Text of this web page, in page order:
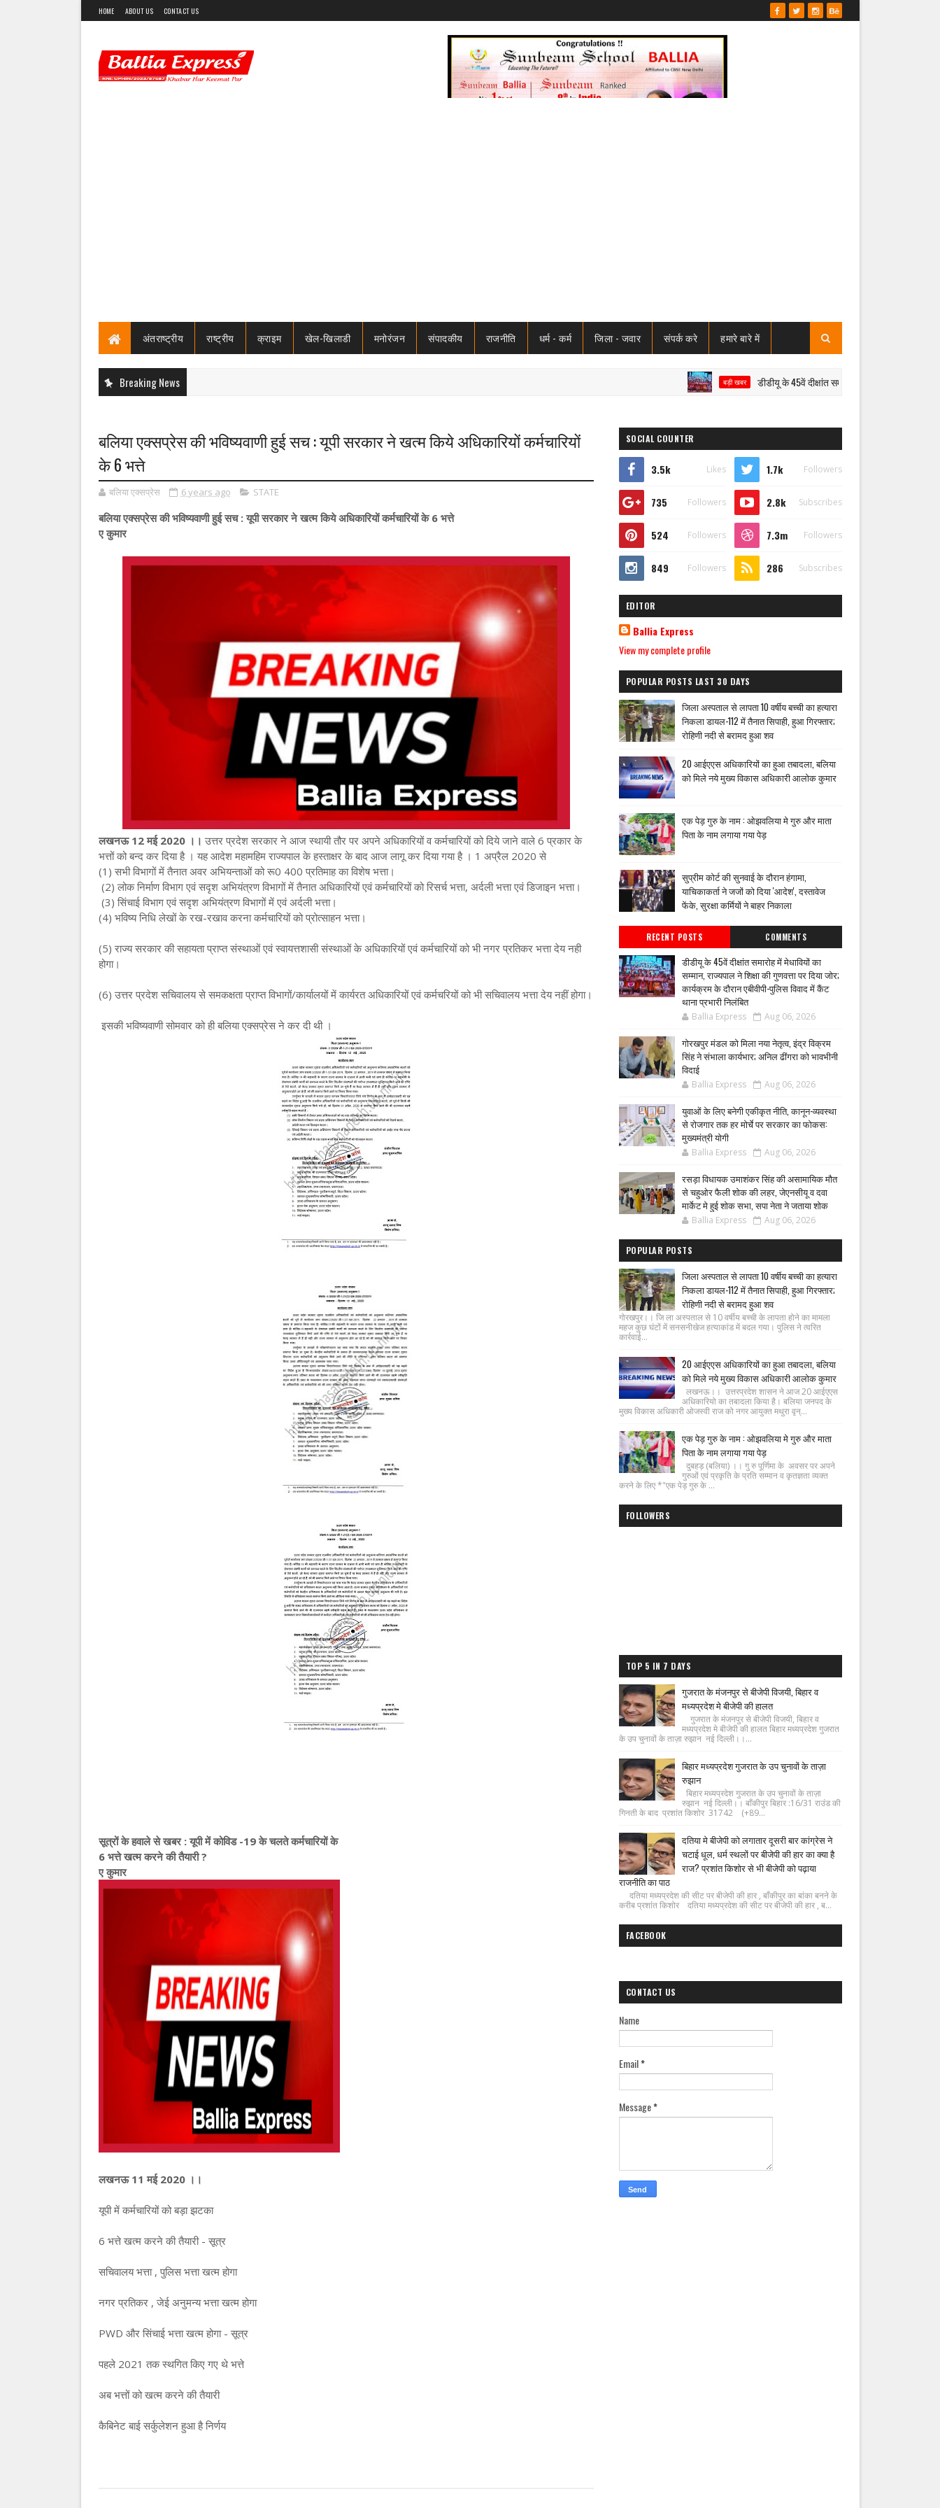
HOME ABOUT US CONTACT US
अंतराष्ट्रीय राष्ट्रीय क्राइम खेल-खिलाडी मनोरंजन संपादकीय राजनीति धर्म - कर्म जिला - जवार संपर्क करे हमारे बारे में
Breaking News बड़ी खबर डीडीयू के 45वें दीक्षांत समारोह में मेधावियों का सम्मान, राज्यपाल ने
बलिया एक्सप्रेस की भविष्यवाणी हुई सच : यूपी सरकार ने खत्म किये अधिकारियों कर्मचारियों
के 6 भत्ते
बलिया एक्सप्रेस 6 years ago STATE
बलिया एक्सप्रेस की भविष्यवाणी हुई सच : यूपी सरकार ने खत्म किये अधिकारियों कर्मचारियों के 6 भत्ते
ए कुमार
लखनऊ 12 मई 2020 ।। उत्तर प्रदेश सरकार ने आज स्थायी तौर पर अपने अधिकारियों व कर्मचारियों को दिये जाने वाले 6 प्रकार के
भत्तों को बन्द कर दिया है । यह आदेश महामहिम राज्यपाल के हस्ताक्षर के बाद आज लागू कर दिया गया है । 1 अप्रैल 2020 से
(1) सभी विभागों में तैनात अवर अभियन्ताओं को रू0 400 प्रतिमाह का विशेष भत्ता।
(2) लोक निर्माण विभाग एवं सदृश अभियंत्रण विभागों में तैनात अधिकारियों एवं कर्मचारियों को रिसर्च भत्ता, अर्दली भत्ता एवं डिजाइन भत्ता।
(3) सिंचाई विभाग एवं सदृश अभियंत्रण विभागों में एवं अर्दली भत्ता।
(4) भविष्य निधि लेखों के रख-रखाव करना कर्मचारियों को प्रोत्साहन भत्ता।
(5) राज्य सरकार की सहायता प्राप्त संस्थाओं एवं स्वायत्तशासी संस्थाओं के अधिकारियों एवं कर्मचारियों को भी नगर प्रतिकर भत्ता देय नही
होगा।
(6) उत्तर प्रदेश सचिवालय से समकक्षता प्राप्त विभागों/कार्यालयों में कार्यरत अधिकारियों एवं कर्मचरियों को भी सचिवालय भत्ता देय नहीं होगा।
इसकी भविष्यवाणी सोमवार को ही बलिया एक्सप्रेस ने कर दी थी ।
सूत्रों के हवाले से खबर : यूपी में कोविड -19 के चलते कर्मचारियों के
6 भत्ते खत्म करने की तैयारी ?
ए कुमार
लखनऊ 11 मई 2020 ।।
यूपी में कर्मचारियों को बड़ा झटका
6 भत्ते खत्म करने की तैयारी - सूत्र
सचिवालय भत्ता , पुलिस भत्ता खत्म होगा
नगर प्रतिकर , जेई अनुमन्य भत्ता खत्म होगा
PWD और सिंचाई भत्ता खत्म होगा - सूत्र
पहले 2021 तक स्थगित किए गए थे भत्ते
अब भत्तों को खत्म करने की तैयारी
कैबिनेट बाई सर्कुलेशन हुआ है निर्णय
SOCIAL COUNTER
3.5k Likes 1.7k Followers
735 Followers 2.8k Subscribes
524 Followers 7.3m Followers
849 Followers 286 Subscribes
EDITOR
Ballia Express
View my complete profile
POPULAR POSTS LAST 30 DAYS
जिला अस्पताल से लापता 10 वर्षीय बच्ची का हत्यारा
निकला डायल-112 में तैनात सिपाही, हुआ गिरफ्तार;
रोहिणी नदी से बरामद हुआ शव
20 आईएएस अधिकारियों का हुआ तबादला, बलिया
को मिले नये मुख्य विकास अधिकारी आलोक कुमार
एक पेड़ गुरु के नाम : ओझवलिया मे गुरु और माता
पिता के नाम लगाया गया पेड़
सुप्रीम कोर्ट की सुनवाई के दौरान हंगामा,
याचिकाकर्ता ने जजों को दिया 'आदेश', दस्तावेज
फेंके, सुरक्षा कर्मियों ने बाहर निकाला
RECENT POSTS COMMENTS
डीडीयू के 45वें दीक्षांत समारोह में मेधावियों का
सम्मान, राज्यपाल ने शिक्षा की गुणवत्ता पर दिया जोर;
कार्यक्रम के दौरान एबीवीपी-पुलिस विवाद में कैंट
थाना प्रभारी निलंबित
Ballia Express Aug 06, 2026
गोरखपुर मंडल को मिला नया नेतृत्व, इंद्र विक्रम
सिंह ने संभाला कार्यभार; अनिल ढींगरा को भावभीनी
विदाई
Ballia Express Aug 06, 2026
युवाओं के लिए बनेगी एकीकृत नीति, कानून-व्यवस्था
से रोजगार तक हर मोर्चे पर सरकार का फोकस:
मुख्यमंत्री योगी
Ballia Express Aug 06, 2026
रसड़ा विधायक उमाशंकर सिंह की असामायिक मौत
से चहुओर फैली शोक की लहर, जेएनसीयू व दवा
मार्केट मे हुई शोक सभा, सपा नेता ने जताया शोक
Ballia Express Aug 06, 2026
POPULAR POSTS
जिला अस्पताल से लापता 10 वर्षीय बच्ची का हत्यारा
निकला डायल-112 में तैनात सिपाही, हुआ गिरफ्तार;
रोहिणी नदी से बरामद हुआ शव
गोरखपुर।। जि ला अस्पताल से 10 वर्षीय बच्ची के लापता होने का मामला
महज कुछ घंटों में सनसनीखेज हत्याकांड में बदल गया। पुलिस ने त्वरित
कार्रवाई...
20 आईएएस अधिकारियों का हुआ तबादला, बलिया
को मिले नये मुख्य विकास अधिकारी आलोक कुमार
लखनऊ।। उत्तरप्रदेश शासन ने आज 20 आईएएस
अधिकारियो का तबादला किया है। बलिया जनपद के
मुख्य विकास अधिकारी ओजस्वी राज को नगर आयुक्त मथुरा वृन्...
एक पेड़ गुरु के नाम : ओझवलिया मे गुरु और माता
पिता के नाम लगाया गया पेड़
दुबहड़ (बलिया) ।। गु रु पूर्णिमा के अवसर पर अपने
गुरुओं एवं प्रकृति के प्रति सम्मान व कृतज्ञता व्यक्त
करने के लिए *"एक पेड़ गुरु के ...
FOLLOWERS
TOP 5 IN 7 DAYS
गुजरात के मंजनपुर से बीजेपी विजयी, बिहार व
मध्यप्रदेश मे बीजेपी की हालत
गुजरात के मंजनपुर से बीजेपी विजयी, बिहार व
मध्यप्रदेश मे बीजेपी की हालत बिहार मध्यप्रदेश गुजरात
के उप चुनावों के ताज़ा रुझान नई दिल्ली।।...
बिहार मध्यप्रदेश गुजरात के उप चुनावों के ताज़ा
रुझान
बिहार मध्यप्रदेश गुजरात के उप चुनावों के ताज़ा
रुझान नई दिल्ली।। बाँकीपुर बिहार :16/31 राउंड की
गिनती के बाद प्रशांत किशोर 31742 (+89...
दतिया मे बीजेपी को लगातार दूसरी बार कांग्रेस ने
चटाई धूल, धर्म स्थलों पर बीजेपी की हार का क्या है
राज? प्रशांत किशोर से भी बीजेपी को पढ़ाया
राजनीति का पाठ
दतिया मध्यप्रदेश की सीट पर बीजेपी की हार , बाँकीपुर का बांका बनने के
करीब प्रशांत किशोर दतिया मध्यप्रदेश की सीट पर बीजेपी की हार , ब...
FACEBOOK
CONTACT US
Name
Email*
Message*